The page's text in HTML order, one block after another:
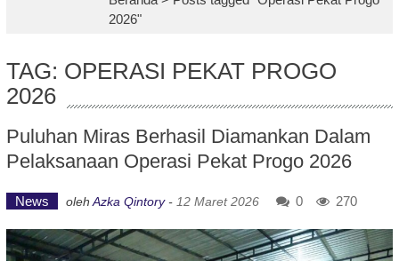
2026"
TAG: OPERASI PEKAT PROGO
2026
Puluhan Miras Berhasil Diamankan Dalam
Pelaksanaan Operasi Pekat Progo 2026
News oleh Azka Qintory- 12 Maret 2026 0 270